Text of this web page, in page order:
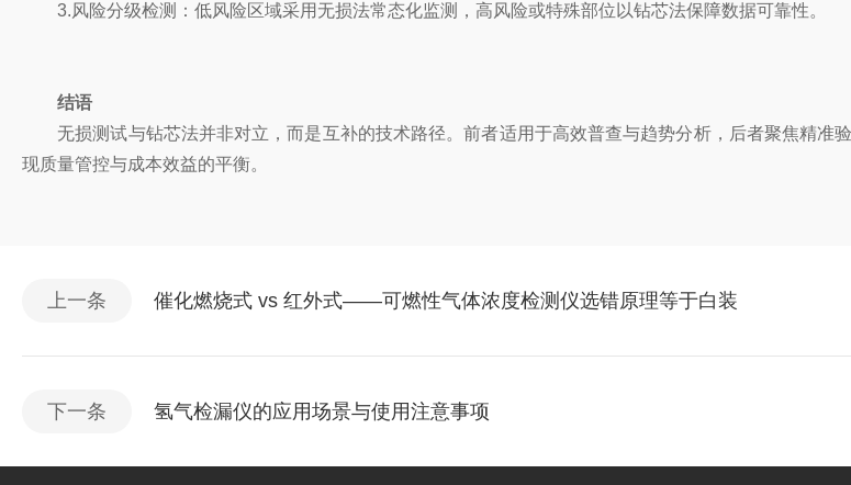
3.风险分级检测：低风险区域采用无损法常态化监测，高风险或特殊部位以钻芯法保障数据可靠性。
结语
无损测试与钻芯法并非对立，而是互补的技术路径。前者适用于高效普查与趋势分析，后者聚焦精准
现质量管控与成本效益的平衡。
上一条 催化燃烧式 vs 红外式——可燃性气体浓度检测仪选错原理等于白装
下一条 氢气检漏仪的应用场景与使用注意事项